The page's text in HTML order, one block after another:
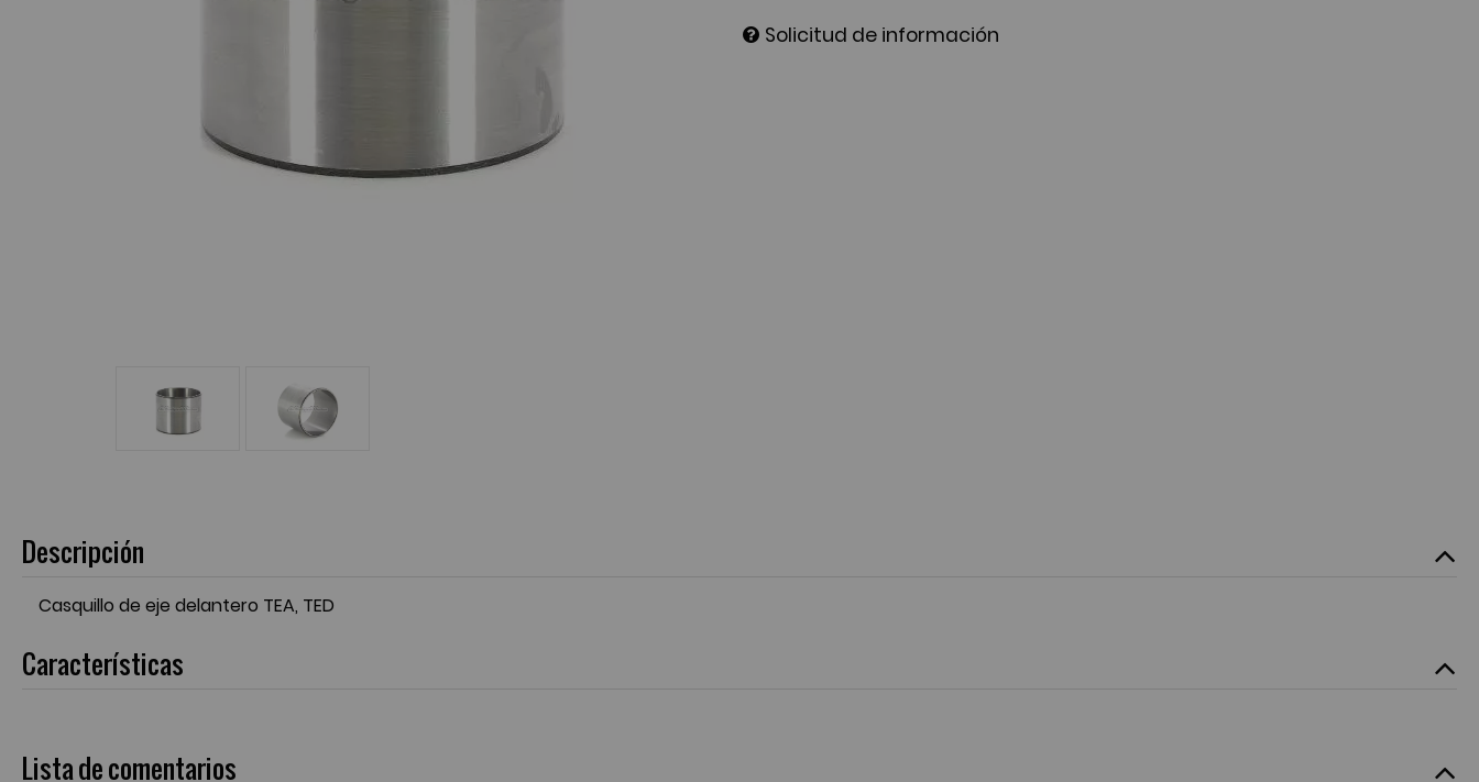
Solicitud de información
Descripción
Casquillo de eje delantero TEA, TED
Características
Lista de comentarios